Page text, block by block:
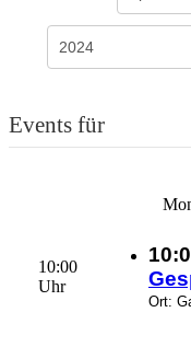
Events für
10:00
Uhr
Ort: